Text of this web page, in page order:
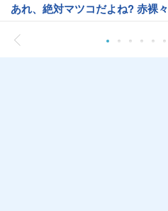
あれ、絶対マツコだよね? 赤裸々